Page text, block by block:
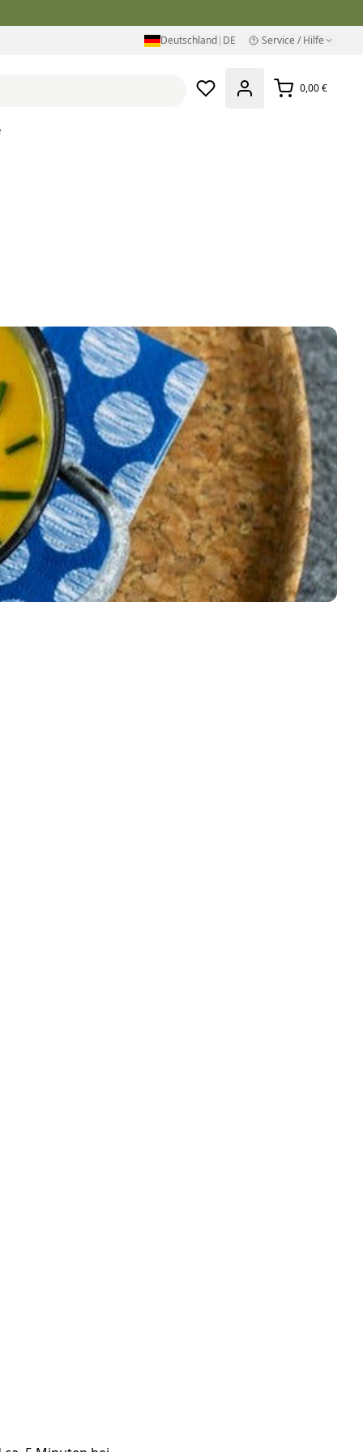
Deutschland| DE Service / Hilfe
0,00 €